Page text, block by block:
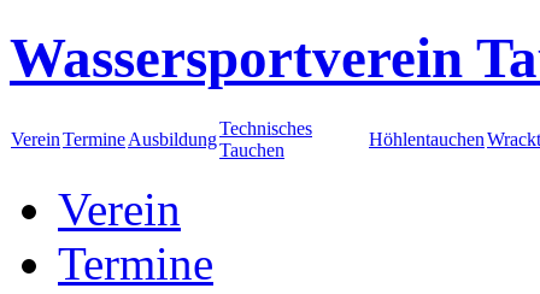
Wassersportverein
VereinTermineAusbildung
Technisches
Tauchen
Höhlentauchen
Verein
Termine